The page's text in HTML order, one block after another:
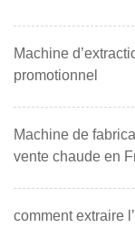
Machine
promotionnel
Machine de
vente chaude en
comment extraire